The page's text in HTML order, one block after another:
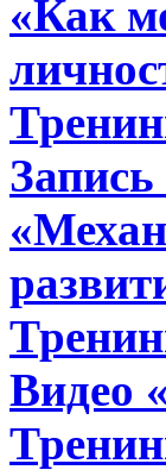
«Как
Видео